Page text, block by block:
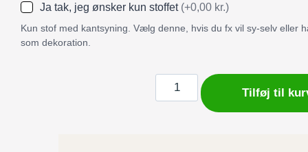
Ja tak, jeg ønsker kun stoffet (+0,00 kr.)
Kun stof med kantsyning. Vælg denne, hvis du fx vil sy-selv eller
som dekoration.
Badeforhæng
/
Bruseforhæng
Tilføj til